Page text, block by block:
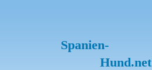
Spanien-
Hund.net